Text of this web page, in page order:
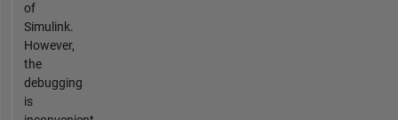
of
Simulink.
However,
the
debugging
is